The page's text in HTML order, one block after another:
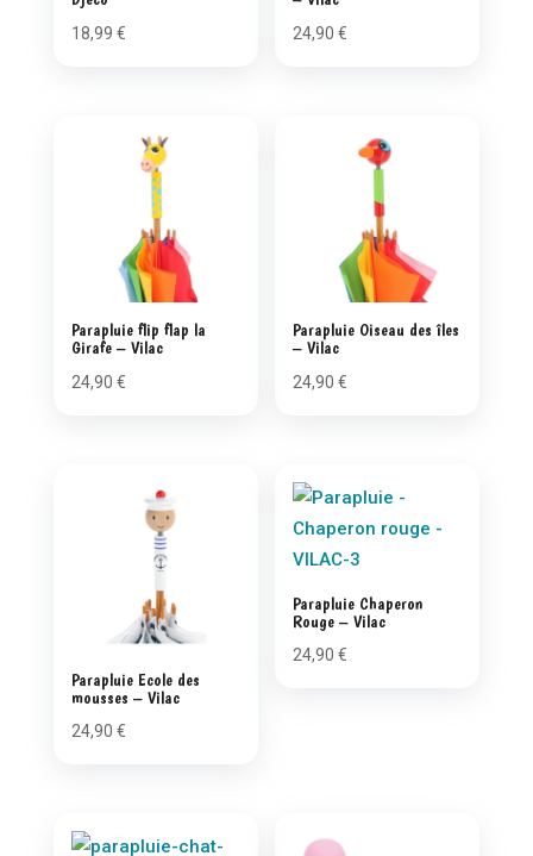
18,99 € 24,90€
Parapluie flip flap la
Girafe – Vilac
24,90 €
Parapluie Oiseau des îles
– Vilac
24,90€
Parapluie Ecole des
mousses – Vilac
24,90 €
Parapluie Chaperon
Rouge – Vilac
24,90€